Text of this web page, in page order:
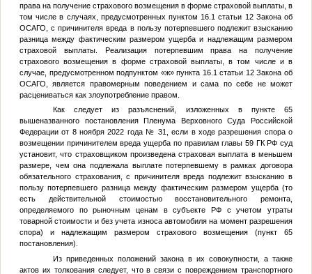
права на получение страхового возмещения в форме страховой выплаты, в
том числе в случаях, предусмотренных пунктом 16.1 статьи 12 Закона об
ОСАГО, с причинителя вреда в пользу потерпевшего подлежит взысканию
разница между фактическим размером ущерба и надлежащим размером
страховой выплаты. Реализация потерпевшим права на получение
страхового возмещения в форме страховой выплаты, в том числе и в
случае, предусмотренном подпунктом «ж» пункта 16.1 статьи 12 Закона об
ОСАГО, является правомерным поведением и сама по себе не может
расцениваться как злоупотребление правом.
Как следует из разъяснений, изложенных в пункте 65
вышеназванного постановления Пленума Верховного Суда Российской
Федерации от 8 ноября 2022 года № 31, если в ходе разрешения спора о
возмещении причинителем вреда ущерба по правилам главы 59 ГК РФ суд
установит, что страховщиком произведена страховая выплата в меньшем
размере, чем она подлежала выплате потерпевшему в рамках договора
обязательного страхования, с причинителя вреда подлежит взысканию в
пользу потерпевшего разница между фактическим размером ущерба (то
есть действительной стоимостью восстановительного ремонта,
определяемого по рыночным ценам в субъекте РФ с учетом утраты
товарной стоимости и без учета износа автомобиля на момент разрешения
спора) и надлежащим размером страхового возмещения (пункт 65
постановления).
Из приведенных положений закона в их совокупности, а также
актов их толкования следует, что в связи с повреждением транспортного